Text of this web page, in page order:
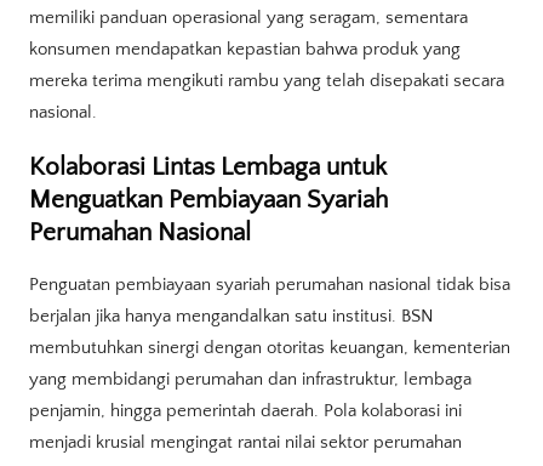
memiliki panduan operasional yang seragam, sementara
konsumen mendapatkan kepastian bahwa produk yang
mereka terima mengikuti rambu yang telah disepakati secara
nasional.
Kolaborasi Lintas Lembaga untuk
Menguatkan Pembiayaan Syariah
Perumahan Nasional
Penguatan pembiayaan syariah perumahan nasional tidak bisa
berjalan jika hanya mengandalkan satu institusi. BSN
membutuhkan sinergi dengan otoritas keuangan, kementerian
yang membidangi perumahan dan infrastruktur, lembaga
penjamin, hingga pemerintah daerah. Pola kolaborasi ini
menjadi krusial mengingat rantai nilai sektor perumahan